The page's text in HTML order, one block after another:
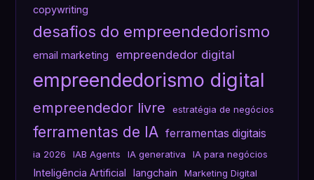
copywriting
desafios do empreendedorismo
email marketing empreendedor digital
empreendedorismo digital
empreendedor livre estratégia de negócios
ferramentas de IA ferramentas digitais
ia 2026 IAB Agents IA generativa IA para negócios
Inteligência Artificial langchain
Marketing Digital